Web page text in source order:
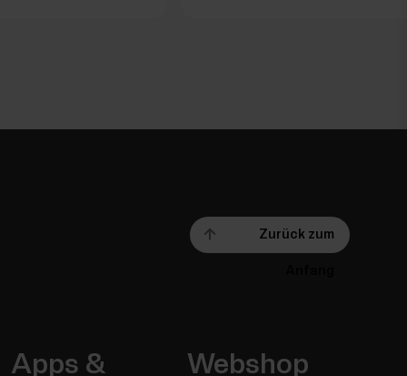
Zurück zum
Apps & Webshop